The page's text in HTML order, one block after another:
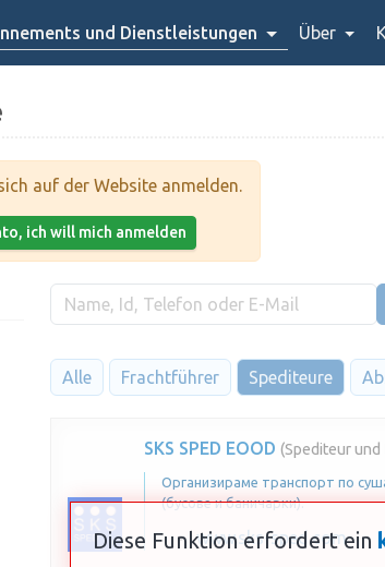
und Dienstleistungen Über
auf der Website anmelden.
ich will mich anmelden
Alle Frachtführer Spediteure
SKS SPED EOOD (Spediteur
Организираме транспорт по
(бусове и баничарки).
www.sks-sped.com
Diese Funktion erfordert ein